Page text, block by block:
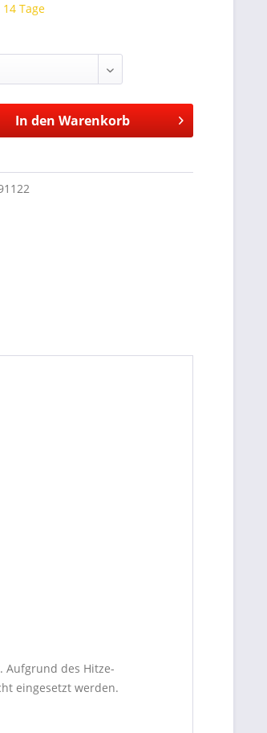
Tage
In den Warenkorb
Aufgrund des Hitze-
eingesetzt werden.